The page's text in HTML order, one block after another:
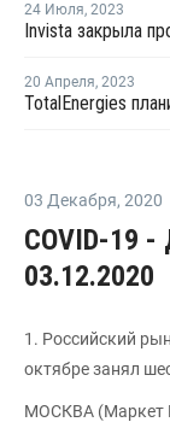
24 Июля, 2023
Invista закрыла
20 Апреля, 2023
03 Декабря, 2020
COVID-19
03.12.2020
1. Российский
октябре занял
МОСКВА (Маркет